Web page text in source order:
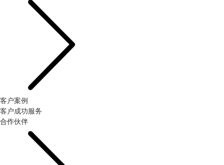
客户案例
客户成功服务
合作伙伴